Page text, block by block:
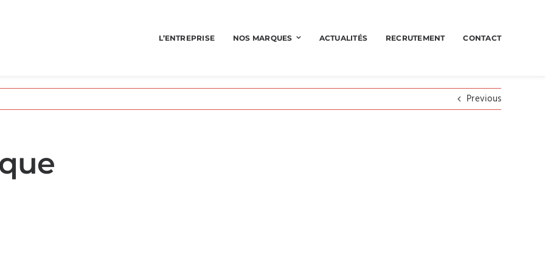
L’ENTREPRISE NOS MARQUES ACTUALITÉS RECRUTEMENT CONTACT
Previous